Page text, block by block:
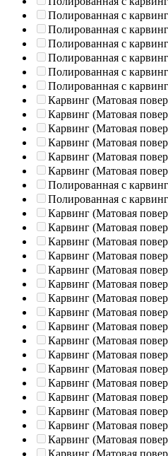
Полированная c
Полированная c
Полированная c
Полированная c
Полированная c
Полированная c
Карвинг (Матовая
Карвинг (Матовая
Карвинг (Матовая
Карвинг (Матовая
Карвинг (Матовая
Карвинг (Матовая
Полированная c
Полированная c
Карвинг (Матовая
Карвинг (Матовая
Карвинг (Матовая
Карвинг (Матовая
Карвинг (Матовая
Карвинг (Матовая
Карвинг (Матовая
Карвинг (Матовая
Карвинг (Матовая
Карвинг (Матовая
Карвинг (Матовая
Карвинг (Матовая
Карвинг (Матовая
Карвинг (Матовая
Карвинг (Матовая
Карвинг (Матовая
Карвинг (Матовая